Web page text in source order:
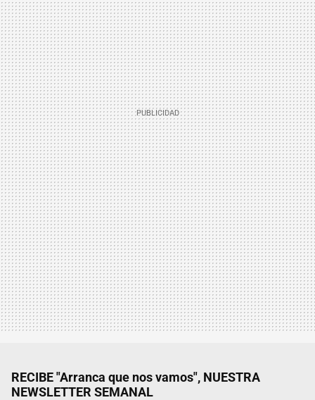
RECIBE "Arranca que nos vamos", NUESTRA
NEWSLETTER SEMANAL